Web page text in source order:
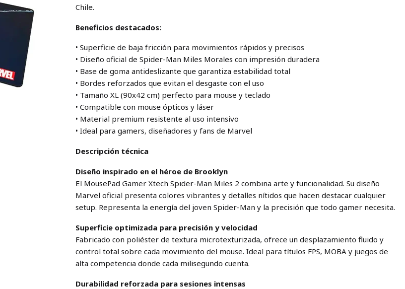
Chile.
Beneficios destacados:
• Superficie de baja fricción para movimientos rápidos y precisos
• Diseño oficial de Spider-Man Miles Morales con impresión duradera
• Base de goma antideslizante que garantiza estabilidad total
• Bordes reforzados que evitan el desgaste con el uso
• Tamaño XL (90x42 cm) perfecto para mouse y teclado
• Compatible con mouse ópticos y láser
• Material premium resistente al uso intensivo
• Ideal para gamers, diseñadores y fans de Marvel
Descripción técnica
Diseño inspirado en el héroe de Brooklyn
El MousePad Gamer Xtech Spider-Man Miles 2 combina arte y funcionalidad. Su diseño
Marvel oficial presenta colores vibrantes y detalles nítidos que hacen destacar cualquier
setup. Representa la energía del joven Spider-Man y la precisión que todo gamer necesita.
Superficie optimizada para precisión y velocidad
Fabricado con poliéster de textura microtexturizada, ofrece un desplazamiento fluido y
control total sobre cada movimiento del mouse. Ideal para títulos FPS, MOBA y juegos de
alta competencia donde cada milisegundo cuenta.
Durabilidad reforzada para sesiones intensas